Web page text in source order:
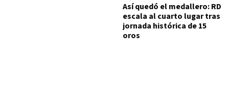
Así quedó el medallero: RD
escala al cuarto lugar tras
jornada histórica de 15
oros